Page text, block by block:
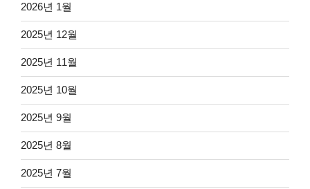
2026년 1월
2025년 12월
2025년 11월
2025년 10월
2025년 9월
2025년 8월
2025년 7월